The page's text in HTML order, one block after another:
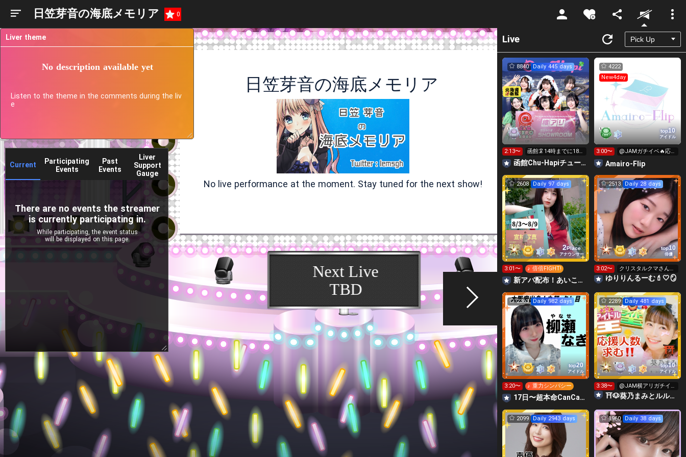
日笠芽音の海底メモリア 0
Unmute
日笠芽音の海底メモリア
No live performance at the moment. Stay tuned for the next show!
Current
Participating
Events
Past
Events
Liver
Support
Gauge
There are no events the streamer
is currently participating in.
While participating, the event status
will be displayed on this page.
Liver theme
No description available yet
Listen to the theme in the comments during the liv
e
Live
8840 Daily 445 days
2:13〜
函館🦑14時までに180
万pt
函館Chu-Hapiチューハピ🌈
top10
アイドル
4222
New4day
3:00〜
@JAMガチイベ🔥応援
してね♡♡
Amairo-Flip
2Place
アナウンサー
2608 Daily 97 days
3:01〜 ♪ 倍倍FIGHT!
‪‪新アバ配布！あいこっこroom🐥🌱あいこ
top10
俳優
2513 Daily 28 days
3:02〜
クリスタルクマさん🧸
ほちいです💗🫶🏻✨
ゆりりんるーむ💄🤍🪞
top20
アイドル
2363 Daily 982 days
3:20〜 ♪ 重力シンパシー
17日〜超本命CanCamリベンジ超ガチ🔥柳瀬なぎ🍭🍩
top10
アイドル
2289 Daily 481 days
3:38〜
@JAM横アリガチイ
ベ‼️1000pt残11人‼️
⛩🐶葵乃まみとルルとまーみん谷の仲間たち🌻
2099 Daily 2943 days 1960 Daily 38 days